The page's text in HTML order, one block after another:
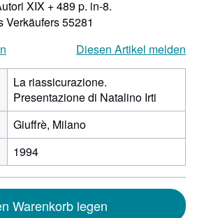
XIX + 489 p. in-8.
Verkäufers 55281
Diesen Artikel melden
La riassicurazione.
Presentazione di Natalino Irti
Giuffrè, Milano
1994
Warenkorb legen